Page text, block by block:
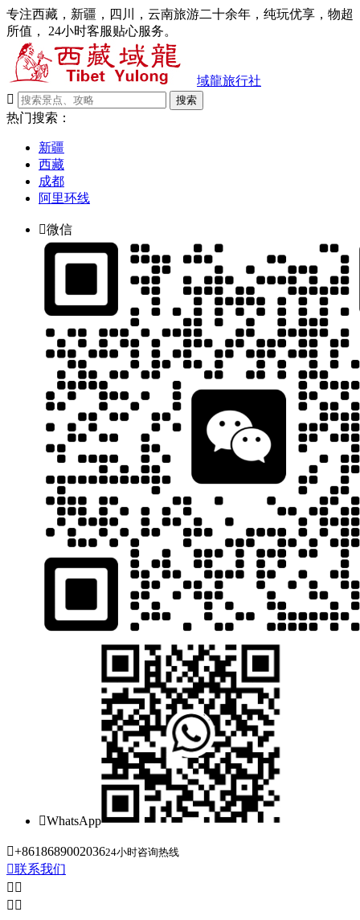
专注西藏，新疆，四川，云南旅游二十余年，纯玩优享，物超
所值， 24小时客服贴心服务。
域龍旅行社

搜索
热门搜索：
新疆
西藏
成都
阿里环线
微信
WhatsApp
+861868900203624小时咨询热线
联系我们
 
 